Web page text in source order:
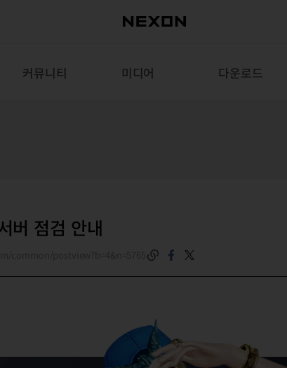
커뮤니티 미디어 다운로드
버 점검 안내